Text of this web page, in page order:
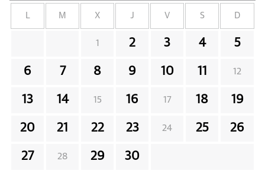
L M X J V S D
1 2 3 4 5
6 7 8 9 10 11 12
13 14 15 16 17 18 19
20 21 22 23 24 25 26
27 28 29 30